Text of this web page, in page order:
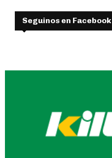
Seguinos en Facebook